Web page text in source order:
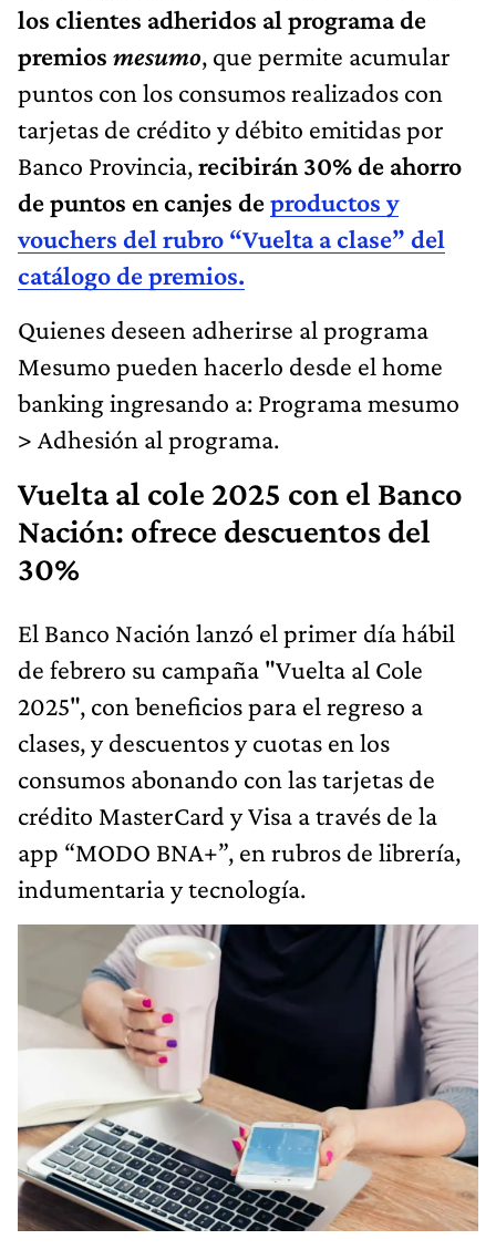
los clientes adheridos al programa de
premios mesumo, que permite acumular
puntos con los consumos realizados con
tarjetas de crédito y débito emitidas por
Banco Provincia,recibirán 30% de ahorro
de puntos en canjes deproductos y
vouchers del rubro “Vuelta a clase” del
catálogo de premios.
Quienes deseen adherirse al programa
Mesumo pueden hacerlo desde el home
banking ingresando a: Programa mesumo
> Adhesión al programa.
Vuelta al cole 2025 con el Banco
Nación: ofrece descuentos del
30%
El Banco Nación lanzó el primer día hábil
de febrero su campaña "Vuelta al Cole
2025", con beneficios para el regreso a
clases, y descuentos y cuotas en los
consumos abonando con las tarjetas de
crédito MasterCard y Visa a través de la
app “MODO BNA+”, en rubros de librería,
indumentaria y tecnología.